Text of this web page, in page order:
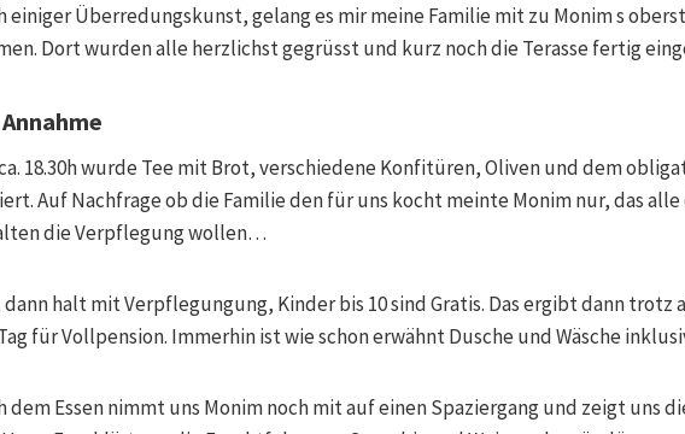
einiger Überredungskunst, gelang es mir meine Familie mit zu Monim s
Dort wurden alle herzlichst gegrüsst und kurz noch die Terasse fertig
18.30h wurde Tee mit Brot, verschiedene Konfitüren, Oliven und dem
Auf Nachfrage ob die Familie den für uns kocht meinte Monim nur, das
die Verpflegung wollen…
halt mit Verpflegungung, Kinder bis 10 sind Gratis. Das ergibt dann trotz
für Vollpension. Immerhin ist wie schon erwähnt Dusche und Wäsche
dem Essen nimmt uns Monim noch mit auf einen Spaziergang und zeigt uns